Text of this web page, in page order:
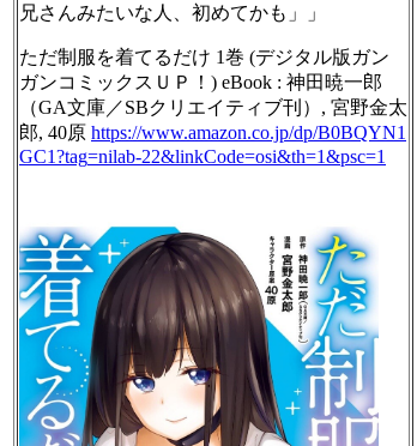
兄さんみたいな人、初めてかも」」
ただ制服を着てるだけ 1巻 (デジタル版ガン
ガンコミックスＵＰ！) eBook : 神田暁一郎
（GA文庫／SBクリエイティブ刊）, 宮野金太
郎, 40原 https://www.amazon.co.jp/dp/B0BQYN1
GC1?tag=nilab-22&linkCode=osi&th=1&psc=1